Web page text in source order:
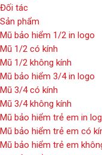
Đối tác
Sản phẩm
Mũ bảo hiểm 1/2 in logo
Mũ 1/2 có kính
Mũ 1/2 không kính
Mũ bảo hiểm 3/4 in logo
Mũ 3/4 có kính
Mũ 3/4 không kính
Mũ bảo hiểm trẻ em in
Mũ bảo hiểm trẻ em có
Mũ bảo hiểm trẻ em